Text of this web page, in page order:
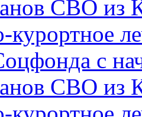
СВО из
курортное
с
СВО из